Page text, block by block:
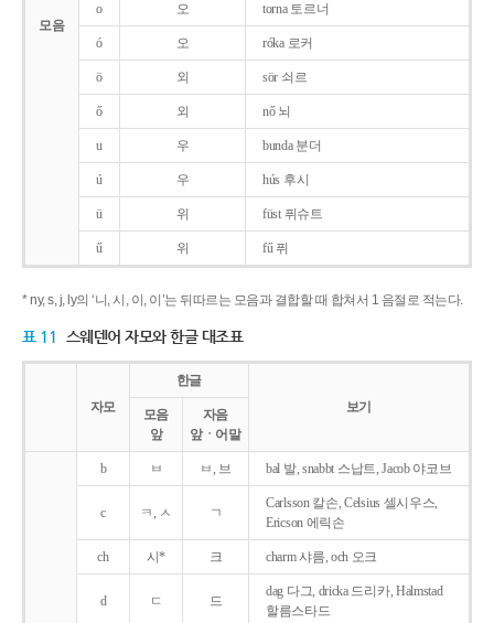
모음
o 오 torna 토르너
ó 오 róka 로커
ö 외 sör 쇠르
ő 외 nő 뇌
u 우 bunda 분더
ú 우 hús 후시
ü 위 füst 퓌슈트
ű 위 fű 퓌
* ny, s, j, ly의 ‘니, 시, 이, 이’는 뒤따르는 모음과 결합할 때 합쳐서 1 음절로 적는다.
표 11 스웨덴어 자모와 한글 대조표
자모
한글
보기
모음
앞
자음
앞ㆍ어말
b ㅂ ㅂ, 브 bal 발, snabbt 스납트, Jacob 야코브
c ㅋ, ㅅ ㄱ
Carlsson 칼손, Celsius 셀시우스,
Ericson 에릭손
ch 시* 크 charm 샤름, och 오크
d ㄷ 드
dag 다그, dricka 드리카, Halmstad
할름스타드